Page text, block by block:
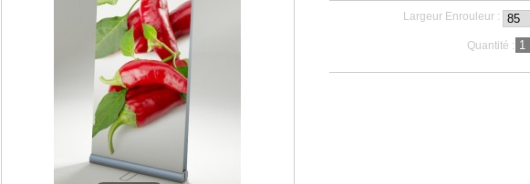
Largeur Enrouleur :
Quantité :